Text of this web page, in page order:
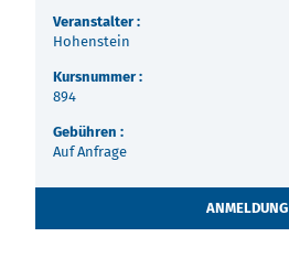
Veranstalter :
Hohenstein
Kursnummer :
894
Gebühren :
Auf Anfrage
ANMELDUNG